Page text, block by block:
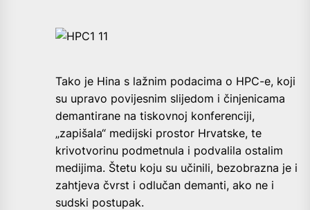
Tako je Hina s lažnim podacima o HPC-e, koji
su upravo povijesnim slijedom i činjenicama
demantirane na tiskovnoj konferenciji,
„zapišala“ medijski prostor Hrvatske, te
krivotvorinu podmetnula i podvalila ostalim
medijima. Štetu koju su učinili, bezobrazna je i
zahtjeva čvrst i odlučan demanti, ako ne i
sudski postupak.